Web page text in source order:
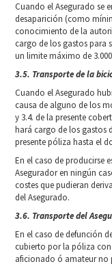
Cuando el Asegurado se
desaparición (como
conocimiento de la
cargo de los gastos para
un limite máximo de
3.5. Transporte de la
Cuando el Asegurado
causa de alguno de los
y 3.4. de la presente
hará cargo de los gastos
presente póliza hasta el
En el caso de producirse
Asegurador en ningún
costes que pudieran
del Asegurado.
3.6. Transporte del
En el caso de defunción
cubierto por la póliza
aficionado ó amateur no